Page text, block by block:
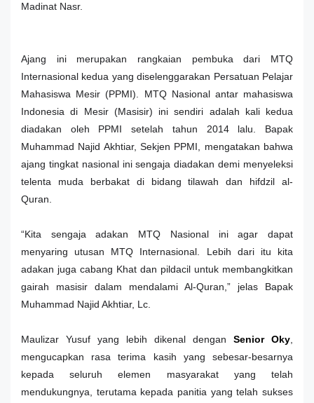
Madinat Nasr.
Ajang ini merupakan rangkaian pembuka dari MTQ
Internasional kedua yang diselenggarakan Persatuan Pelajar
Mahasiswa Mesir (PPMI) . MTQ Nasional antar mahasiswa
Indonesia di Mesir (Masisir) ini sendiri adalah kali kedua
diadakan oleh PPMI setelah tahun 2014 lalu. Bapak
Muhammad Najid Akhtiar, Sekjen PPMI, mengatakan bahwa
ajang tingkat nasional ini sengaja diadakan demi menyeleksi
telenta muda berbakat di bidang tilawah dan hifdzil al-
Quran.
“Kita sengaja adakan MTQ Nasional ini agar dapat
menyaring utusan MTQ Internasional. Lebih dari itu kita
adakan juga cabang Khat dan pildacil untuk membangkitkan
gairah masisir dalam mendalami Al-Quran,” jelas Bapak
Muhammad Najid Akhtiar, Lc.
Maulizar Yusuf yang lebih dikenal dengan Senior Oky
mengucapkan rasa terima kasih yang sebesar-besarnya
kepada seluruh elemen masyarakat yang telah
mendukungnya, terutama kepada panitia yang telah sukses